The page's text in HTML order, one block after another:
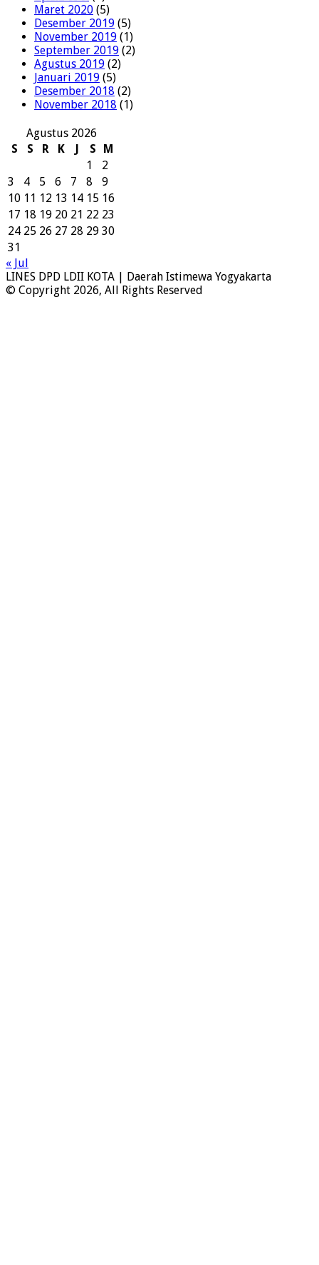
Maret 2020 (5)
Desember 2019 (5)
November 2019 (1)
September 2019 (2)
Agustus 2019 (2)
Januari 2019 (5)
Desember 2018 (2)
November 2018 (1)
Agustus 2026
S
S R K J S
M
1
2
3
4 5 6 7 8
9
10 11 12 13 14 15 16
17 18 19 20 21 22 23
24 25 26 27 28 29 30
31
« Jul
LINES DPD LDII KOTA | Daerah Istimewa Yogyakarta
© Copyright 2026, All Rights Reserved